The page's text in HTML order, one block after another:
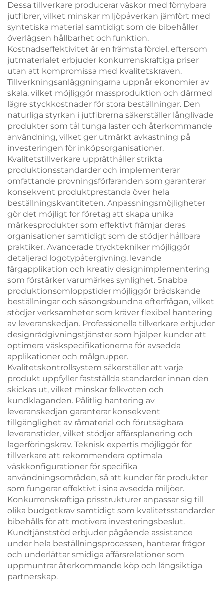
Dessa tillverkare producerar väskor med förnybara
jutfibrer, vilket minskar miljöpåverkan jämfört med
syntetiska material samtidigt som de bibehåller
överlägsen hållbarhet och funktion.
Kostnadseffektivitet är en främsta fördel, eftersom
jutmaterialet erbjuder konkurrenskraftiga priser
utan att kompromissa med kvalitetskraven.
Tillverkningsanläggningarna uppnår ekonomier av
skala, vilket möjliggör massproduktion och därmed
lägre styckkostnader för stora beställningar. Den
naturliga styrkan i jutfibrerna säkerställer långlivade
produkter som tål tunga laster och återkommande
användning, vilket ger utmärkt avkastning på
investeringen för inköpsorganisationer.
Kvalitetstillverkare upprätthåller strikta
produktionsstandarder och implementerar
omfattande provningsförfaranden som garanterar
konsekvent produktprestanda över hela
beställningskvantiteten. Anpassningsmöjligheter
gör det möjligt for företag att skapa unika
märkesprodukter som effektivt främjar deras
organisationer samtidigt som de stödjer hållbara
praktiker. Avancerade trycktekniker möjliggör
detaljerad logotypåtergivning, levande
färgapplikation och kreativ designimplementering
som förstärker varumärkes synlighet. Snabba
produktionsomloppstider möjliggör brådskande
beställningar och säsongsbundna efterfrågan, vilket
stödjer verksamheter som kräver flexibel hantering
av leveranskedjan. Professionella tillverkare erbjuder
designrådgivningstjänster som hjälper kunder att
optimera väskspecifikationerna för avsedda
applikationer och målgrupper.
Kvalitetskontrollsystem säkerställer att varje
produkt uppfyller fastställda standarder innan den
skickas ut, vilket minskar felkvoten och
kundklaganden. Pålitlig hantering av
leveranskedjan garanterar konsekvent
tillgänglighet av råmaterial och förutsägbara
leveranstider, vilket stödjer affärsplanering och
lagerföringskrav. Teknisk expertis möjliggör för
tillverkare att rekommendera optimala
väskkonfigurationer för specifika
användningsområden, så att kunder får produkter
som fungerar effektivt i sina avsedda miljöer.
Konkurrenskraftiga prisstrukturer anpassar sig till
olika budgetkrav samtidigt som kvalitetsstandarder
bibehålls för att motivera investeringsbeslut.
Kundtjänststöd erbjuder pågående assistance
under hela beställningsprocessen, hanterar frågor
och underlättar smidiga affärsrelationer som
uppmuntrar återkommande köp och långsiktiga
partnerskap.